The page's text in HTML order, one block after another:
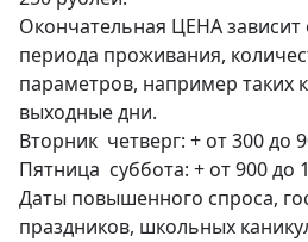
Окончательная ЦЕНА зависит
периода проживания,
параметров, например таких
выходные дни.
Вторник  четверг: + от 300 до
Пятница  суббота: + от 900 до
Даты повышенного спроса,
праздников, школьных